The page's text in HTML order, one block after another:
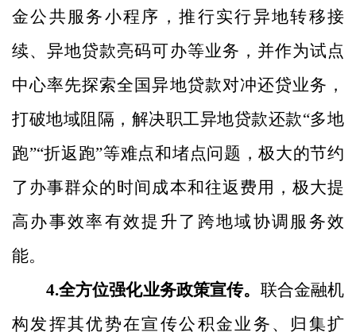
金公共服务小程序，推行实行异地转移接
续、异地贷款亮码可办等业务，并作为试点
中心率先探索全国异地贷款对冲还贷业务，
打破地域阻隔，解决职工异地贷款还款“多地
跑”“折返跑”等难点和堵点问题，极大的节约
了办事群众的时间成本和往返费用，极大提
高办事效率有效提升了跨地域协调服务效
能。
4.全方位强化业务政策宣传。 联合金融机
构发挥其优势在宣传公积金业务、归集扩